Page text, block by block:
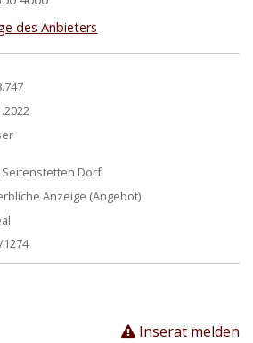
des Anbieters
Seitenstetten Dorf
Anzeige (Angebot)
Inserat melden